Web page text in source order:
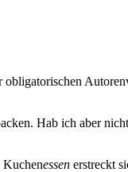
Hab ich aber
Kuchenessen erstreckt